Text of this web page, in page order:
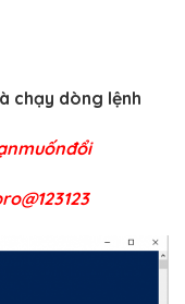
chạy dòng lệnh